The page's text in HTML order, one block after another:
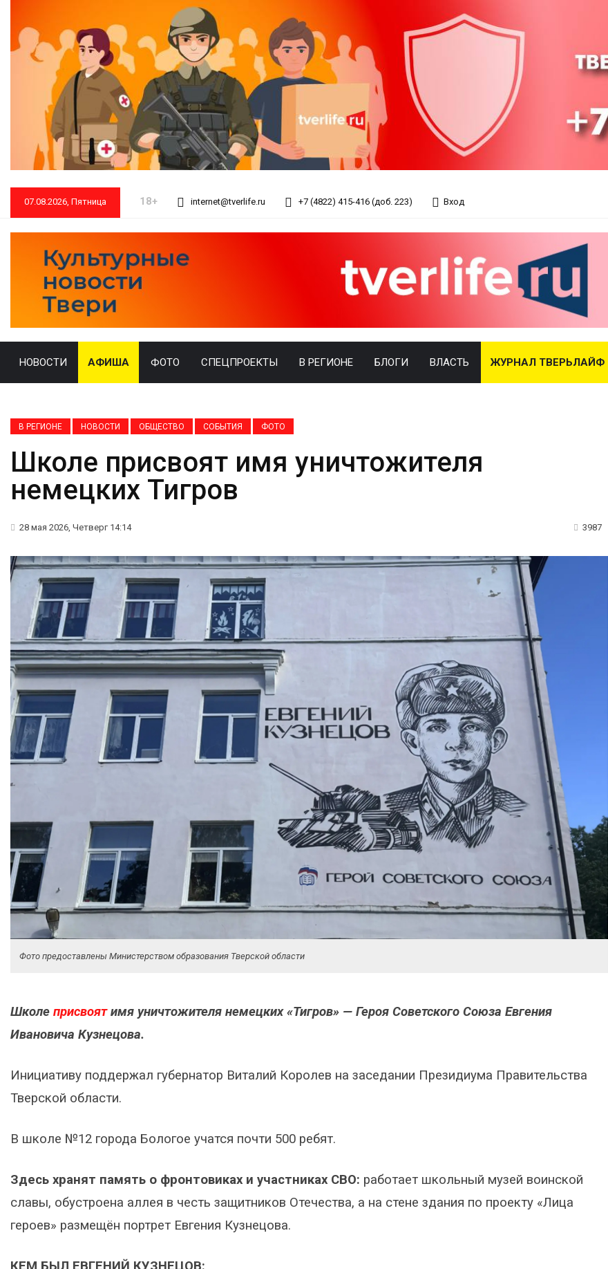
07.08.2026, Пятница 18+ internet@tverlife.ru +7 (4822) 415-416 (доб. 223) Вход
НОВОСТИ АФИША ФОТО СПЕЦПРОЕКТЫ В РЕГИОНЕ БЛОГИ ВЛАСТЬ ЖУРНАЛ ТВЕРЬЛАЙФ
В РЕГИОНЕ НОВОСТИ ОБЩЕСТВО СОБЫТИЯ ФОТО
Школе присвоят имя уничтожителя
немецких Тигров
28 мая 2026, Четверг 14:14 3987
Фото предоставлены Министерством образования Тверской области
Школе присвоятимя уничтожителя немецких «Тигров» — Героя Советского Союза Евгения
Ивановича Кузнецова.
Инициативу поддержал губернатор Виталий Королев на заседании Президиума Правительства
Тверской области.
В школе №12 города Бологое учатся почти 500 ребят.
Здесь хранят память о фронтовиках и участниках СВО: работает школьный музей воинской
славы, обустроена аллея в честь защитников Отечества, а на стене здания по проекту «Лица
героев» размещён портрет Евгения Кузнецова.